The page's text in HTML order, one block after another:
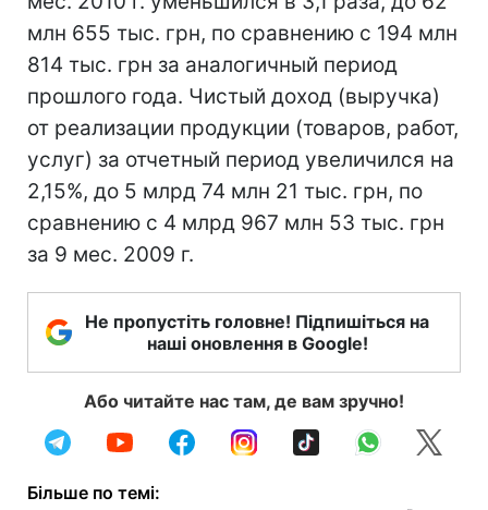
млн 655 тыс. грн, по сравнению с 194 млн
814 тыс. грн за аналогичный период
прошлого года. Чистый доход (выручка)
от реализации продукции (товаров, работ,
услуг) за отчетный период увеличился на
2,15%, до 5 млрд 74 млн 21 тыс. грн, по
сравнению с 4 млрд 967 млн 53 тыс. грн
за 9 мес. 2009 г.
Не пропустіть головне! Підпишіться на
наші оновлення в Google!
Або читайте нас там, де вам зручно!
Більше по темі: